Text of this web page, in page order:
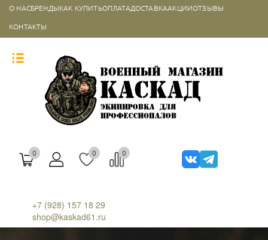
О НАСБРЕНДЫКАК КУПИТЬОПЛАТАДОСТАВКААКЦИИОТЗЫВЫ
КОНТАКТЫ
0 0 0
+7 (928) 157 18 29
shop@kaskad61.ru